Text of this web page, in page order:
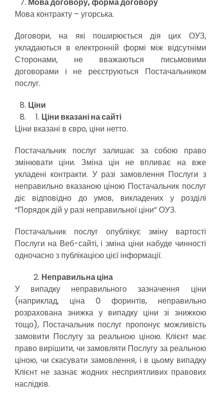
Мова контракту – угорська.
Договори, на які поширюється дія цих ОУЗ,
укладаються в електронній формі між відсутніми
Сторонами, не вважаються письмовими
договорами і не реєструються Постачальником
послуг.
Ціни
Ціни вказані на сайті
Ціни вказані в євро, ціни нетто.
Постачальник послуг залишає за собою право
змінювати ціни. Зміна цін не впливає на вже
укладені контракти. У разі замовлення Послуги з
неправильно вказаною ціною Постачальник послуг
діє відповідно до умов, викладених у розділі
“Порядок дій у разі неправильної ціни” ОУЗ.
Постачальник послуг опублікує зміну вартості
Послуги на Веб-сайті, і зміна ціни набуде чинності
одночасно з публікацією цієї інформації.
Неправильна ціна
У випадку неправильного зазначення ціни
(наприклад, ціна 0 форинтів, неправильно
розрахована знижка у випадку ціни зі знижкою
тощо), Постачальник послуг пропонує можливість
замовити Послугу за реальною ціною. Клієнт має
право вирішити, чи замовляти Послугу за реальною
ціною, чи скасувати замовлення, і в цьому випадку
Клієнт не зазнає жодних несприятливих правових
наслідків.